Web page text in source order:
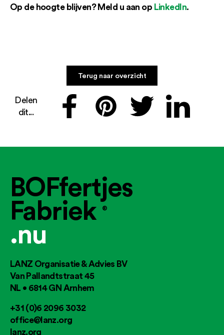
Op de hoogte blijven? Meld u aan op LinkedIn.
Terug naar overzicht
Delen
dit...
BOFfertjes
Fabriek®
.nu
LANZ Organisatie & Advies BV
Van Pallandtstraat 45
NL • 6814 GN Arnhem
+31 (0)6 2096 3032
office@lanz.org
lanz.org